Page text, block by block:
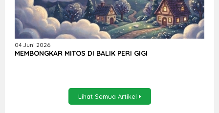
04 Juni 2026
MEMBONGKAR MITOS DI BALIK PERI GIGI
Lihat Semua Artikel